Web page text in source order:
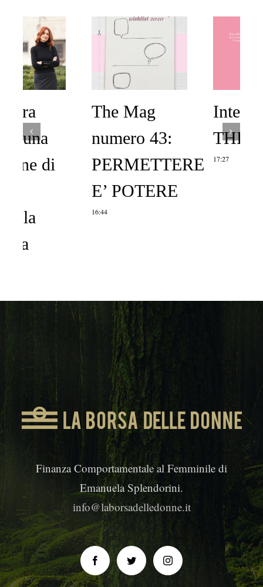
The Mag
numero 43:
PERMETTERE
E’ POTERE
16:44
Intervista su
THE MAG
17:27
Finanza Comportamentale al Femminile di
Emanuela Splendorini.
info@laborsadelledonne.it